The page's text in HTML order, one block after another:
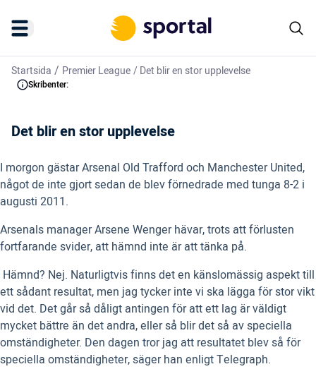
Startsida / Premier League/Det blir en stor upplevelse
Skribenter:
Det blir en stor upplevelse
I morgon gästar Arsenal Old Trafford och Manchester United,
något de inte gjort sedan de blev förnedrade med tunga 8-2 i
augusti 2011.
Arsenals manager Arsene Wenger hävar, trots att förlusten
fortfarande svider, att hämnd inte är att tänka på.
 Hämnd? Nej. Naturligtvis finns det en känslomässig aspekt till
ett sådant resultat, men jag tycker inte vi ska lägga för stor vikt
vid det. Det går så dåligt antingen för att ett lag är väldigt
mycket bättre än det andra, eller så blir det så av speciella
omständigheter. Den dagen tror jag att resultatet blev så för
speciella omständigheter, säger han enligt Telegraph.